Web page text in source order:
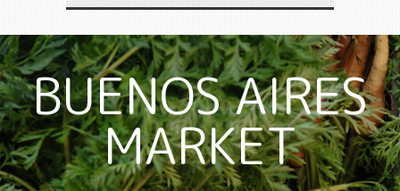
BUENOS AIRES
MARKET